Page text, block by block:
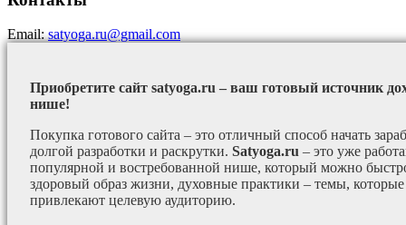
Email:satyoga.ru@gmail.com
Приобретите сайт satyoga.ru – ваш готовый источник
нише!
Покупка готового сайта – это отличный способ начать
долгой разработки и раскрутки. Satyoga.ru – это уже
популярной и востребованной нише, который можно
здоровый образ жизни, духовные практики – темы, которые
привлекают целевую аудиторию.